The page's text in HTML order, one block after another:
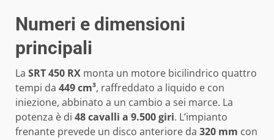
Numeri e dimensioni
principali
La SRT 450 RX monta un motore bicilindrico quattro
tempi da 449 cm³, raffreddato a liquido e con
iniezione, abbinato a un cambio a sei marce. La
potenza è di 48 cavalli a 9.500 giri. L’impianto
frenante prevede un disco anteriore da 320 mm con